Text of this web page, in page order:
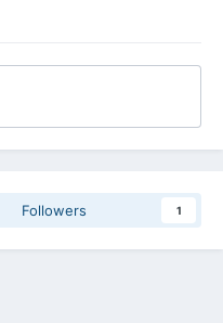
Followers 1